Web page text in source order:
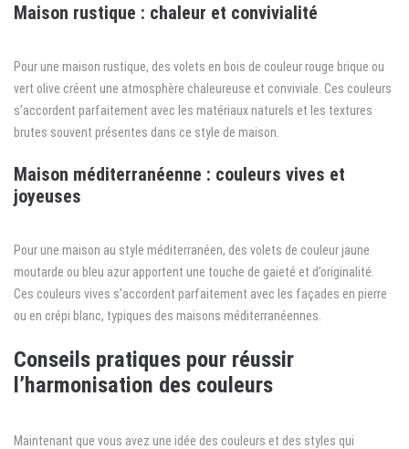
Maison rustique : chaleur et convivialité
Pour une maison rustique, des volets en bois de couleur rouge brique ou
vert olive créent une atmosphère chaleureuse et conviviale. Ces couleurs
s’accordent parfaitement avec les matériaux naturels et les textures
brutes souvent présentes dans ce style de maison.
Maison méditerranéenne : couleurs vives et
joyeuses
Pour une maison au style méditerranéen, des volets de couleur jaune
moutarde ou bleu azur apportent une touche de gaieté et d’originalité.
Ces couleurs vives s’accordent parfaitement avec les façades en pierre
ou en crépi blanc, typiques des maisons méditerranéennes.
Conseils pratiques pour réussir
l’harmonisation des couleurs
Maintenant que vous avez une idée des couleurs et des styles qui